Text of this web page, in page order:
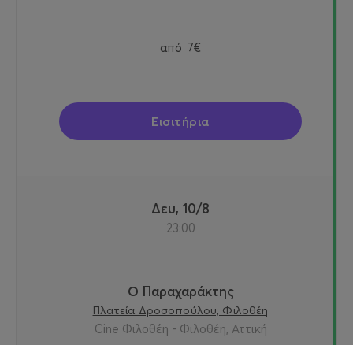
από 7€
Εισιτήρια
Δευ, 10/8
23:00
Ο Παραχαράκτης
Πλατεία Δροσοπούλου, Φιλοθέη
Cine Φιλοθέη - Φιλοθέη, Αττική